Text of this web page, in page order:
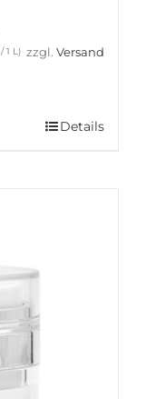
/ 1 L) zzgl. Versand
Details